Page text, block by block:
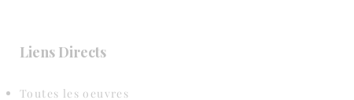
Liens Directs
Toutes les oeuvres